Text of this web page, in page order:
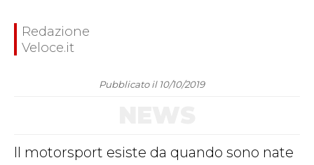
Redazione
Veloce.it
Pubblicato il 10/10/2019
Il motorsport esiste da quando sono nate